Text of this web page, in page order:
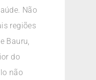
Não
regiões
Bauru,
do
não